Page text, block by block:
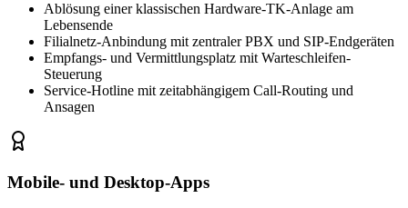
Ablösung einer klassischen Hardware-TK-Anlage am
Lebensende
Filialnetz-Anbindung mit zentraler PBX und SIP-Endgeräten
Empfangs- und Vermittlungsplatz mit Warteschleifen-
Steuerung
Service-Hotline mit zeitabhängigem Call-Routing und
Ansagen
Mobile- und Desktop-Apps